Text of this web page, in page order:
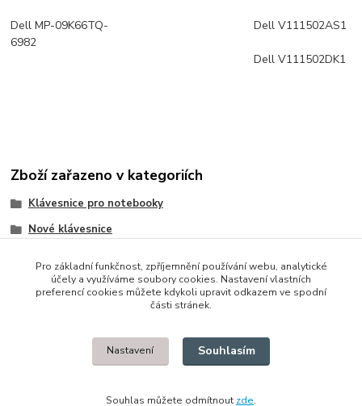
Dell MP-09K66TQ-
6982
Dell V111502AS1
Dell V111502DK1
Zboží zařazeno v kategoriích
Klávesnice pro notebooky
Nové klávesnice
© 2014 - 2025 Díly pro notebooky
Upravit sběr cookies.
Pro základní funkčnost, zpříjemnění používání webu, analytické
účely a využíváme soubory cookies. Nastavení vlastních
preferencí cookies můžete kdykoli upravit odkazem ve spodní
části stránek.
Nastavení Souhlasím
Souhlas můžete odmítnout zde.